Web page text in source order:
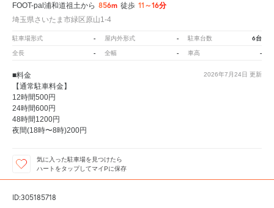
FOOT-pal浦和道祖土から 856m 徒歩 11～16分
埼玉県さいたま市緑区原山1-4
駐車場形式 - 屋内外形式 - 駐車台数 6台
全長 - 全幅 - 車高 -
2026年7月24日 更新
■料金
【通常駐車料金】
12時間500円
24時間600円
48時間1200円
夜間(18時〜8時)200円
気に入った駐車場を見つけたら
ハートをタップしてマイPに保存
ID:305185718